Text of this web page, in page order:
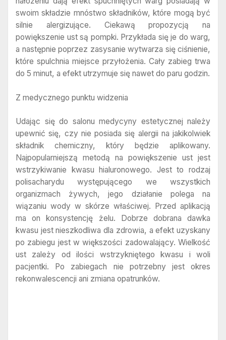
swoim składzie mnóstwo składników, które mogą być
silnie alergizujące. Ciekawą propozycją na
powiększenie ust są pompki. Przykłada się je do warg,
a następnie poprzez zasysanie wytwarza się ciśnienie,
które spulchnia miejsce przyłożenia. Cały zabieg trwa
do 5 minut, a efekt utrzymuje się nawet do paru godzin.
Z medycznego punktu widzenia
Udając się do salonu medycyny estetycznej należy
upewnić się, czy nie posiada się alergii na jakikolwiek
składnik chemiczny, który będzie aplikowany.
Najpopularniejszą metodą na powiększenie ust jest
wstrzykiwanie kwasu hialuronowego. Jest to rodzaj
polisacharydu występującego we wszystkich
organizmach żywych, jego działanie polega na
wiązaniu wody w skórze właściwej. Przed aplikacją
ma on konsystencję żelu. Dobrze dobrana dawka
kwasu jest nieszkodliwa dla zdrowia, a efekt uzyskany
po zabiegu jest w większości zadowalający. Wielkość
ust zależy od ilości wstrzykniętego kwasu i woli
pacjentki. Po zabiegach nie potrzebny jest okres
rekonwalescencji ani zmiana opatrunków.